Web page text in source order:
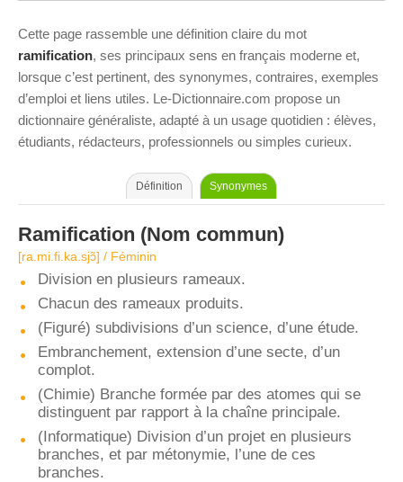
Cette page rassemble une définition claire du mot
ramification, ses principaux sens en français moderne et,
lorsque c’est pertinent, des synonymes, contraires, exemples
d’emploi et liens utiles. Le-Dictionnaire.com propose un
dictionnaire généraliste, adapté à un usage quotidien : élèves,
étudiants, rédacteurs, professionnels ou simples curieux.
Définition Synonymes
Ramification (Nom commun)
[ra.mi.fi.ka.sjɔ̃] / Féminin
Division en plusieurs rameaux.
Chacun des rameaux produits.
(Figuré) subdivisions d’un science, d’une étude.
Embranchement, extension d’une secte, d’un
complot.
(Chimie) Branche formée par des atomes qui se
distinguent par rapport à la chaîne principale.
(Informatique) Division d’un projet en plusieurs
branches, et par métonymie, l’une de ces
branches.